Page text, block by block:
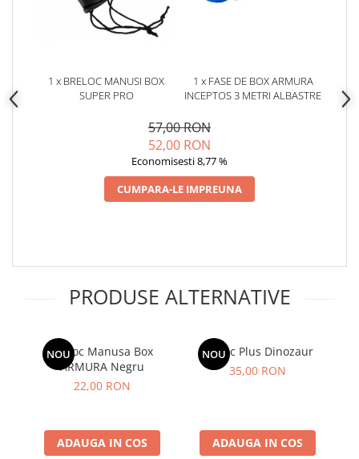
1 x BRELOC MANUSI BOX
SUPER PRO
1 x FASE DE BOX ARMURA
INCEPTOS 3 METRI ALBASTRE
57,00 RON
52,00 RON
Economisesti 8,77 %
CUMPARA-LE IMPREUNA
PRODUSE ALTERNATIVE
NOU
Breloc Manusa Box
ARMURA Negru
22,00 RON
ADAUGA IN COS
NOU
Breloc Plus Dinozaur
35,00 RON
ADAUGA IN COS